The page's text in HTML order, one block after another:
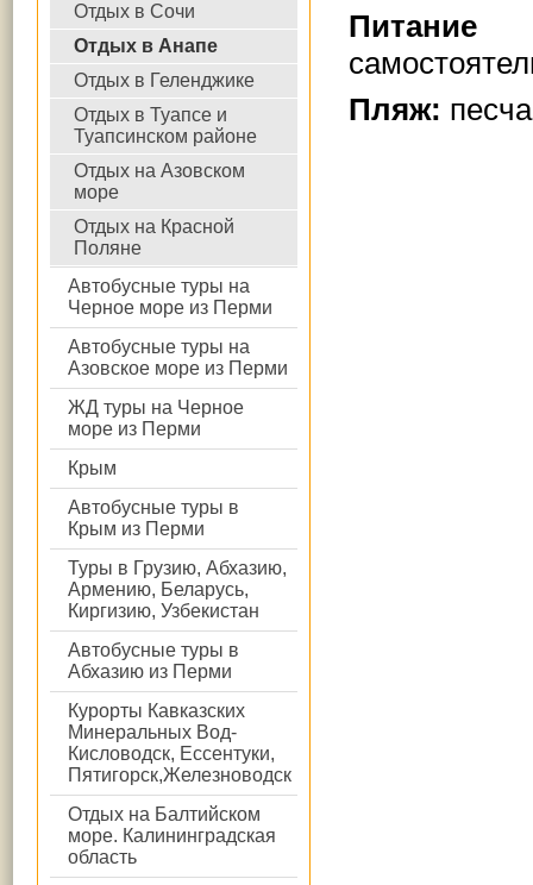
Отдых в Сочи
Отдых в Анапе
Отдых в Геленджике
Отдых в Туапсе и
Туапсинском районе
Отдых на Азовском
море
Отдых на Красной
Поляне
Автобусные туры на
Черное море из Перми
Автобусные туры на
Азовское море из Перми
ЖД туры на Черное
море из Перми
Крым
Автобусные туры в
Крым из Перми
Туры в Грузию, Абхазию,
Армению, Беларусь,
Киргизию, Узбекистан
Автобусные туры в
Абхазию из Перми
Курорты Кавказских
Минеральных Вод-
Кисловодск, Ессентуки,
Пятигорск,Железноводск
Отдых на Балтийском
море. Калининградская
область
Пляж: